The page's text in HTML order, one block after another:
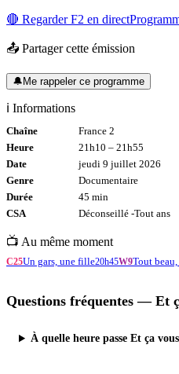
🔴 RegarderF2 en direct
📤 Partager cette émission
🔔Me rappeler ce programme
ℹ️ Informations
Chaîne
France 2
Heure
21h10 – 21h55
Date
jeudi 9 juillet 2026
Genre
Documentaire
Durée
45 min
CSA
Déconseillé -Tout ans
📺 Au même moment
C25Un gars, une fille20h45W9Tout
Questions fréquentes — Et
À quelle heure passe Et ça